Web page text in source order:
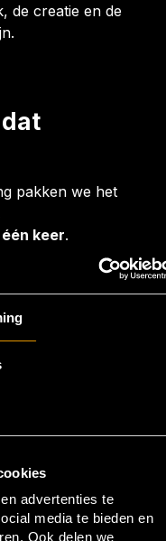
advertenties te
media te bieden en
Ook delen we
de creatie en de
pakken we het
één keer.
opstarten,
in: